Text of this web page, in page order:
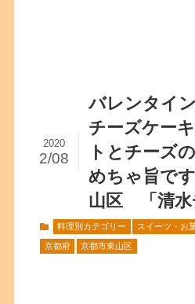
バレンタイ
チーズケー
トとチーズ
めちゃ旨で
山区 「清水
2020
2/08
料理別カテゴリー スイーツ・お
京都府 京都市東山区